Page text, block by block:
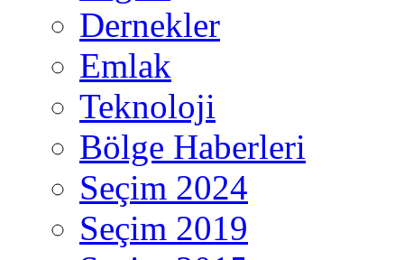
Dernekler
Emlak
Teknoloji
Bölge Haberleri
Seçim 2024
Seçim 2019